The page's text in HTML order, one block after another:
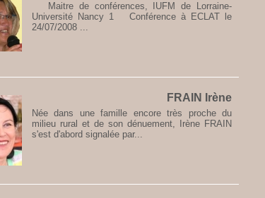
Maitre de conférences, IUFM de Lorraine-
Université Nancy 1 Conférence à ECLAT le
24/07/2008 ...
FRAIN Irène
Née dans une famille encore très proche du
milieu rural et de son dénuement, Irène FRAIN
s'est d'abord signalée par...